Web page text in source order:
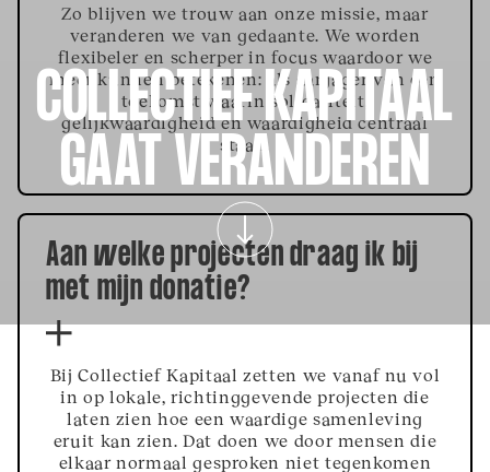
COLLECTIEF KAPITAAL
GAAT VERANDEREN
Zo blijven we trouw aan onze missie, maar
veranderen we van gedaante. We worden
flexibeler en scherper in focus waardoor we
meer kunnen betekenen: als aanjager van een
toekomst waarin solidariteit,
gelijkwaardigheid en waardigheid centraal
staan.
Aan welke projecten draag ik bij
met mijn donatie?
Bij Collectief Kapitaal zetten we vanaf nu vol
in op lokale, richtinggevende projecten die
laten zien hoe een waardige samenleving
eruit kan zien. Dat doen we door mensen die
elkaar normaal gesproken niet tegenkomen